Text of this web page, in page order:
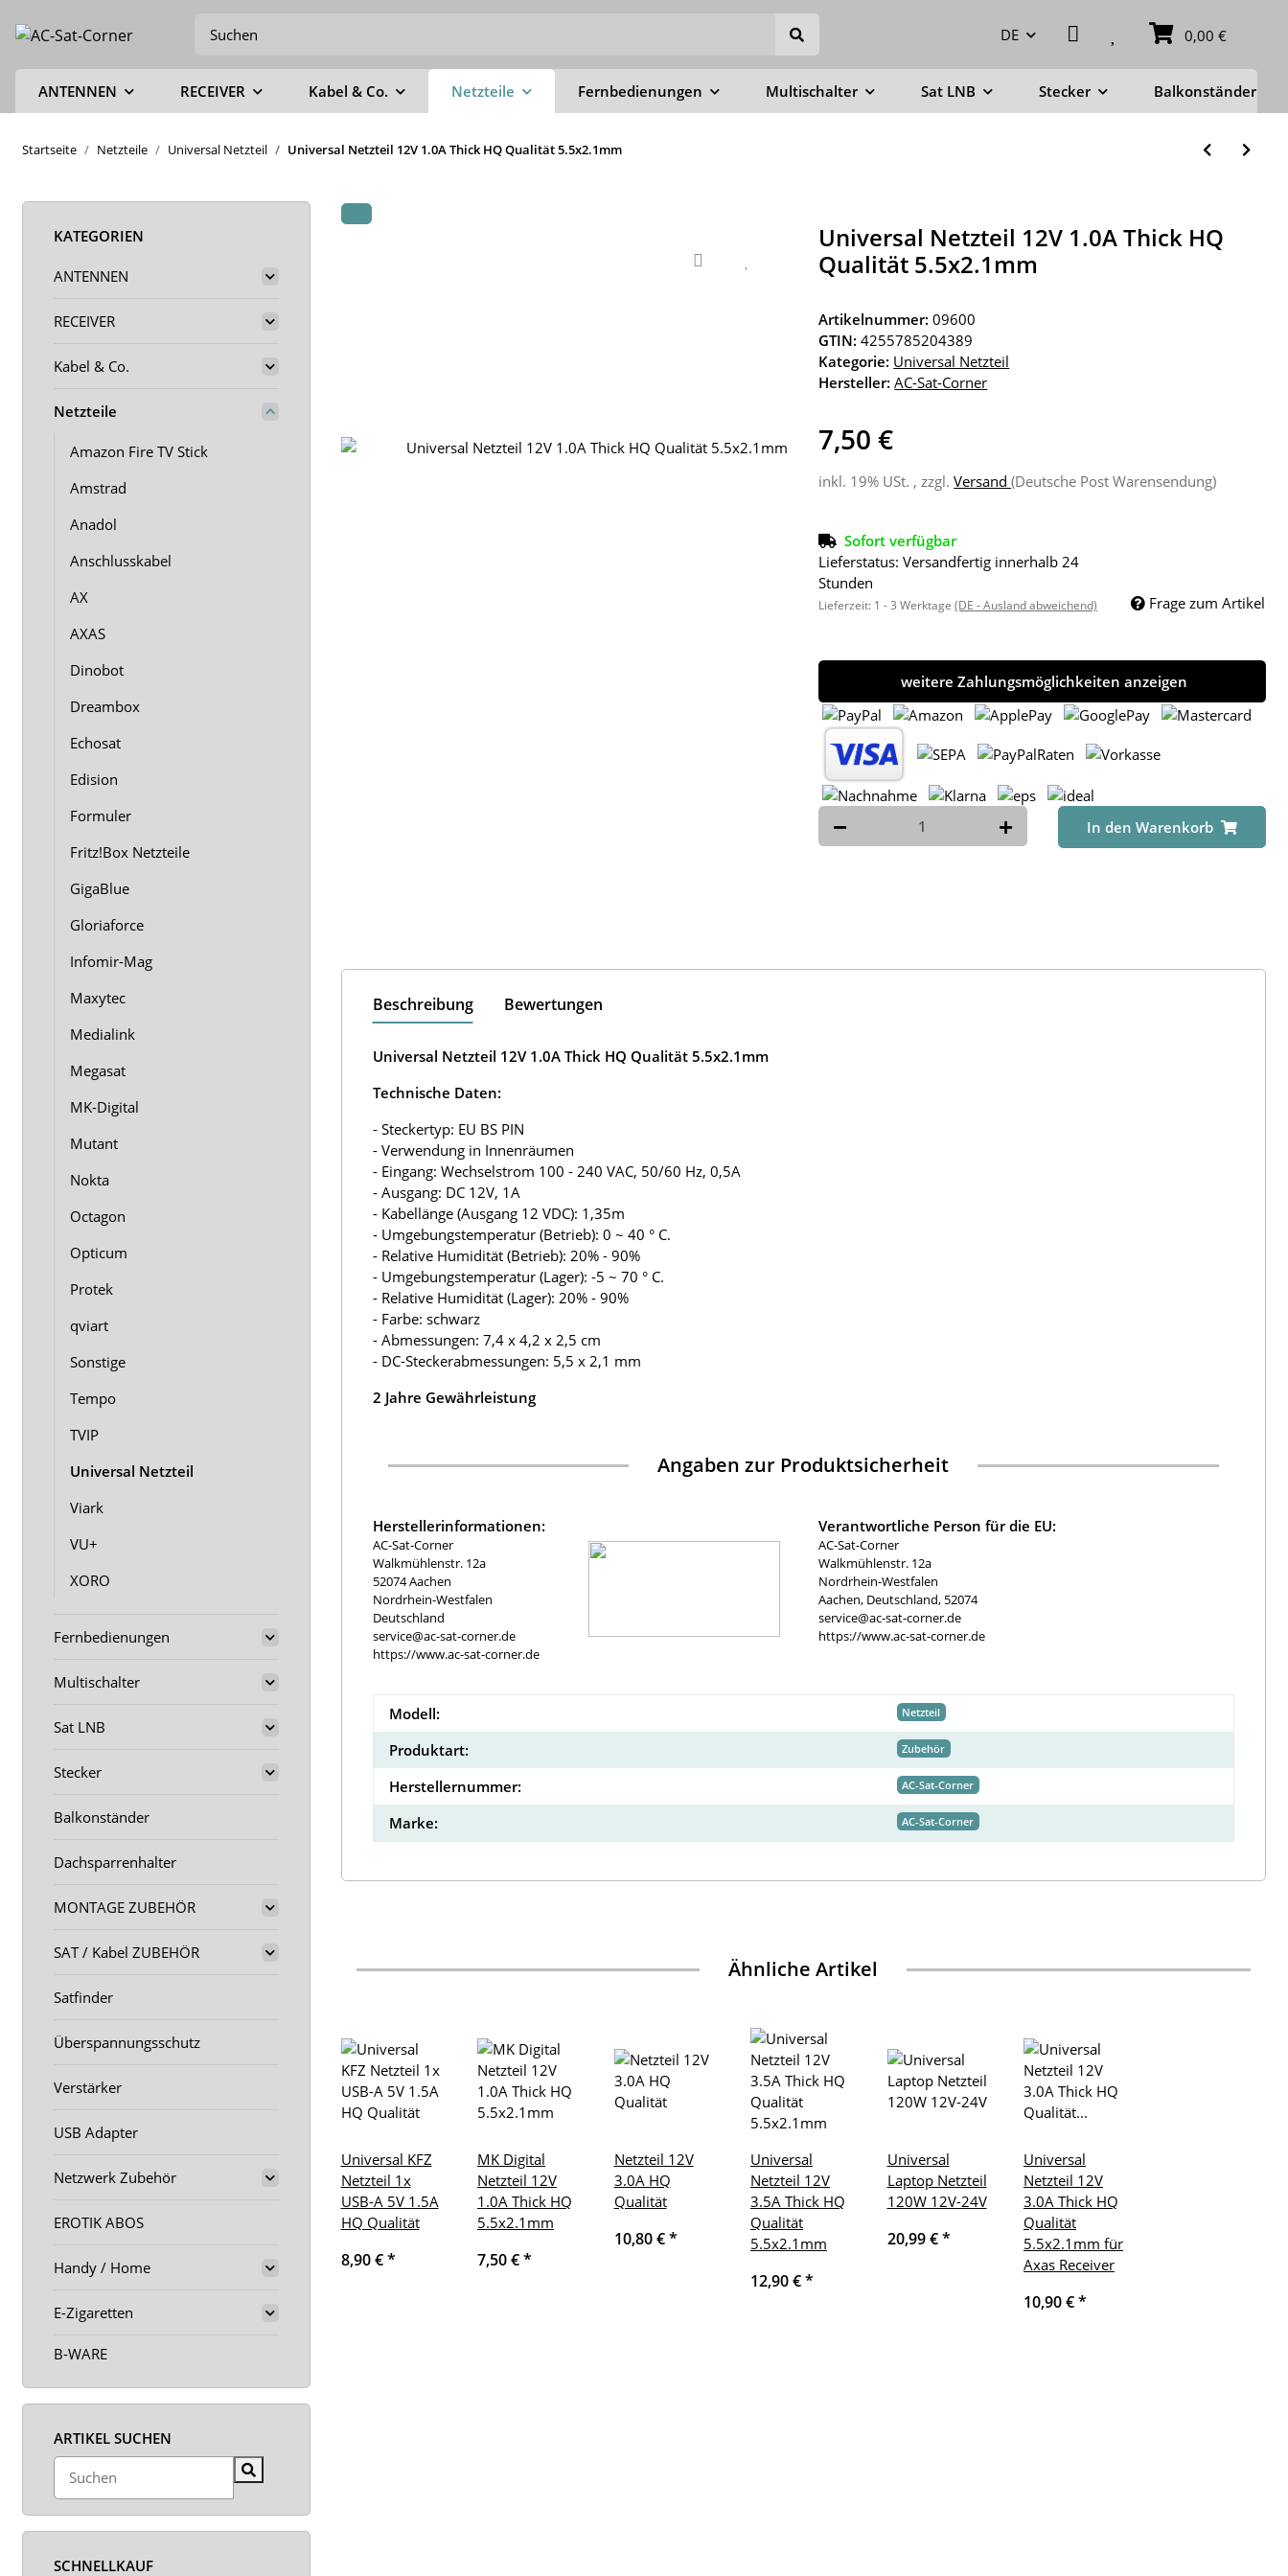
DE 0,00 €
ANTENNEN RECEIVER Kabel & Co. Netzteile Fernbedienungen Multischalter Sat LNB Stecker Balkonständer
Startseite Netzteile Universal Netzteil Universal Netzteil 12V 1.0A Thick HQ Qualität 5.5x2.1mm
Universal Netzteil 12V 1.0A Thick HQ
Qualität 5.5x2.1mm
Artikelnummer:09600
GTIN: 4255785204389
Kategorie: Universal Netzteil
Hersteller: AC-Sat-Corner
7,50 €
inkl. 19% USt. , zzgl.Versand(Deutsche Post Warensendung)
Sofort verfügbar
Lieferstatus: Versandfertig innerhalb 24
Stunden
Lieferzeit: 1 - 3 Werktage(DE - Ausland abweichend) Frage zum Artikel
weitere Zahlungsmöglichkeiten anzeigen
In den Warenkorb
Beschreibung Bewertungen
Universal Netzteil 12V 1.0A Thick HQ Qualität 5.5x2.1mm
Technische Daten:
- Steckertyp: EU BS PIN
- Verwendung in Innenräumen
- Eingang: Wechselstrom 100 - 240 VAC, 50/60 Hz, 0,5A
- Ausgang: DC 12V, 1A
- Kabellänge (Ausgang 12 VDC): 1,35m
- Umgebungstemperatur (Betrieb): 0 ~ 40 ° C.
- Relative Humidität (Betrieb): 20% - 90%
- Umgebungstemperatur (Lager): -5 ~ 70 ° C.
- Relative Humidität (Lager): 20% - 90%
- Farbe: schwarz
- Abmessungen: 7,4 x 4,2 x 2,5 cm
- DC-Steckerabmessungen: 5,5 x 2,1 mm
2 Jahre Gewährleistung
Angaben zur Produktsicherheit
Herstellerinformationen:
AC-Sat-Corner
Walkmühlenstr. 12a
52074 Aachen
Nordrhein-Westfalen
Deutschland
service@ac-sat-corner.de
https://www.ac-sat-corner.de
Verantwortliche Person für die EU:
AC-Sat-Corner
Walkmühlenstr. 12a
Nordrhein-Westfalen
Aachen, Deutschland, 52074
service@ac-sat-corner.de
https://www.ac-sat-corner.de
Modell: Netzteil
Produktart: Zubehör
Herstellernummer: AC-Sat-Corner
Marke: AC-Sat-Corner
Ähnliche Artikel
Universal KFZ
Netzteil 1x
USB-A 5V 1.5A
HQ Qualität
8,90 €*
MK Digital
Netzteil 12V
1.0A Thick HQ
5.5x2.1mm
7,50 €*
Netzteil 12V
3.0A HQ
Qualität
10,80 €*
Universal
Netzteil 12V
3.5A Thick HQ
Qualität
5.5x2.1mm
12,90 €*
Universal
Laptop Netzteil
120W 12V-24V
20,99 €*
Universal
Netzteil 12V
3.0A Thick HQ
Qualität
5.5x2.1mm für
Axas Receiver
10,90 €*
KATEGORIEN
ANTENNEN
RECEIVER
Kabel & Co.
Netzteile
Amazon Fire TV Stick
Amstrad
Anadol
Anschlusskabel
AX
AXAS
Dinobot
Dreambox
Echosat
Edision
Formuler
Fritz!Box Netzteile
GigaBlue
Gloriaforce
Infomir-Mag
Maxytec
Medialink
Megasat
MK-Digital
Mutant
Nokta
Octagon
Opticum
Protek
qviart
Sonstige
Tempo
TVIP
Universal Netzteil
Viark
VU+
XORO
Fernbedienungen
Multischalter
Sat LNB
Stecker
Balkonständer
Dachsparrenhalter
MONTAGE ZUBEHÖR
SAT / Kabel ZUBEHÖR
Satfinder
Überspannungsschutz
Verstärker
USB Adapter
Netzwerk Zubehör
EROTIK ABOS
Handy / Home
E-Zigaretten
B-WARE
ARTIKEL SUCHEN
SCHNELLKAUF